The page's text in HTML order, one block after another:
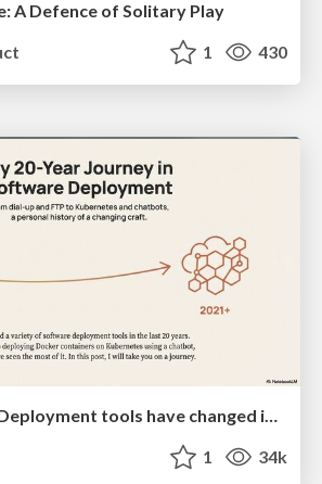
A Defence of Solitary Play
1 430
1 34k